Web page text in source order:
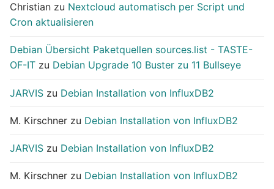
Christian zu Nextcloud automatisch per Script und
Cron aktualisieren
Debian Übersicht Paketquellen sources.list - TASTE-
OF-IT zu Debian Upgrade 10 Buster zu 11 Bullseye
JARVIS zu Debian Installation von InfluxDB2
M. Kirschner zu Debian Installation von InfluxDB2
JARVIS zu Debian Installation von InfluxDB2
M. Kirschner zu Debian Installation von InfluxDB2